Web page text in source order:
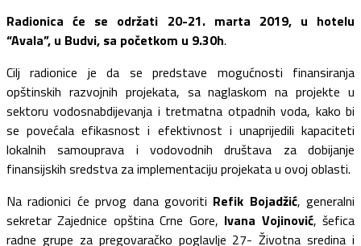
Radionica će se održati 20-21. marta 2019, u hotelu
“Avala”, u Budvi, sa početkom u 9.30h.
Cilj radionice je da se predstave mogućnosti finansiranja
opštinskih razvojnih projekata, sa naglaskom na projekte u
sektoru vodosnabdijevanja i tretmatna otpadnih voda, kako bi
se povećala efikasnost i efektivnost i unaprijedili kapaciteti
lokalnih samouprava i vodovodnih društava za dobijanje
finansijskih sredstva za implementaciju projekata u ovoj oblasti.
Na radionici će prvog dana govoriti Refik Bojadžić, generalni
sekretar Zajednice opština Crne Gore, Ivana Vojinović, šefica
radne grupe za pregovaračko poglavlje 27- Životna sredina i